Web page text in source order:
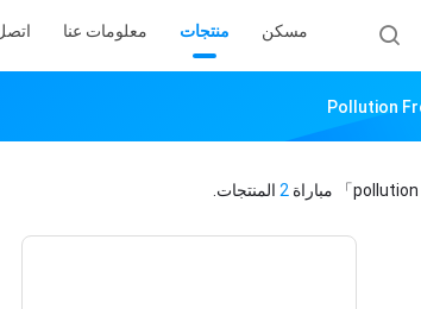
مسكن منتجات معلومات عنا
Pollution
مباراة 2 المنتجات.